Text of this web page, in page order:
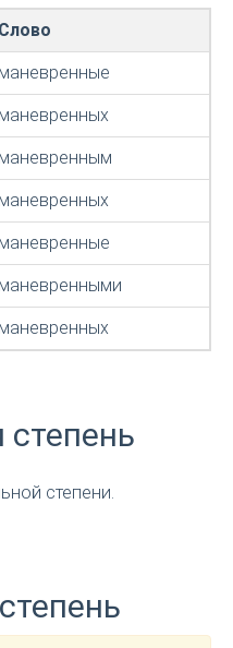
Слово
маневренные
маневренных
маневренным
маневренных
маневренные
маневренными
маневренных
степени.